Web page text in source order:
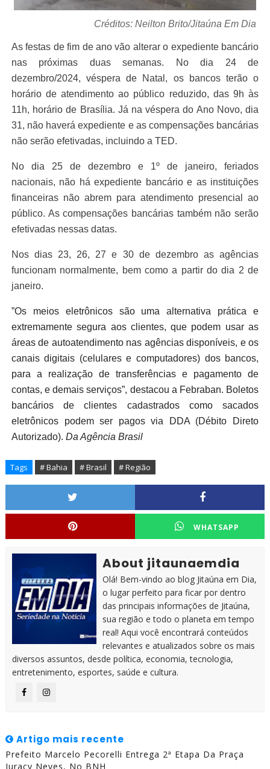
Créditos: Neilton Brito/Jitaúna Em Dia
As festas de fim de ano vão alterar o expediente bancário
nas próximas duas semanas. No dia 24 de
dezembro/2024, véspera de Natal, os bancos terão o
horário de atendimento ao público reduzido, das 9h às
11h, horário de Brasília. Já na véspera do Ano Novo, dia
31, não haverá expediente e as compensações bancárias
não serão efetivadas, incluindo a TED.
No dia 25 de dezembro e 1º de janeiro, feriados
nacionais, não há expediente bancário e as instituições
financeiras não abrem para atendimento presencial ao
público. As compensações bancárias também não serão
efetivadas nessas datas.
Nos dias 23, 26, 27 e 30 de dezembro as agências
funcionam normalmente, bem como a partir do dia 2 de
janeiro.
”Os meios eletrônicos são uma alternativa prática e
extremamente segura aos clientes, que podem usar as
áreas de autoatendimento nas agências disponíveis, e os
canais digitais (celulares e computadores) dos bancos,
para a realização de transferências e pagamento de
contas, e demais serviços”, destacou a Febraban. Boletos
bancários de clientes cadastrados como sacados
eletrônicos podem ser pagos via DDA (Débito Direto
Autorizado). Da Agência Brasil
Tags # Bahia # Brasil # Região
WHATSAPP
About jitaunaemdia
Olá! Bem-vindo ao blog Jitaúna em Dia,
o lugar perfeito para ficar por dentro
das principais informações de Jitaúna,
sua região e todo o planeta em tempo
real! Aqui você encontrará conteúdos
relevantes e atualizados sobre os mais
diversos assuntos, desde política, economia, tecnologia,
entretenimento, esportes, saúde e cultura.
Artigo mais recente
Prefeito Marcelo Pecorelli Entrega 2ª Etapa Da Praça
Juracy Neves, No BNH